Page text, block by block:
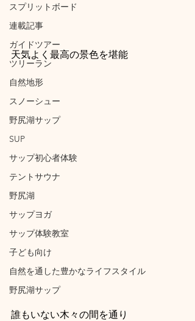
スプリットボード
連載記事
ガイドツアー
ツリーラン
自然地形
スノーシュー
野尻湖サップ
SUP
サップ初心者体験
テントサウナ
野尻湖
サップヨガ
サップ体験教室
子ども向け
自然を通した豊かなライフスタイル
野尻湖サップ
天気よく最高の景色を堪能
誰もいない木々の間を通り